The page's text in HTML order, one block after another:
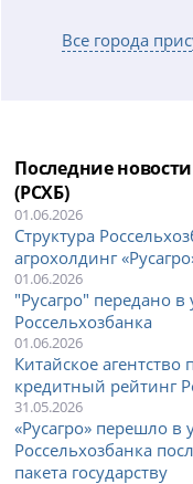
Все города
Последние
(РСХБ)
01.06.2026
Структура
агрохолдинг
01.06.2026
"Русагро" передано в
Россельхозбанка
01.06.2026
Китайское
кредитный рейтинг
31.05.2026
«Русагро» перешло в
Россельхозбанка
пакета государству